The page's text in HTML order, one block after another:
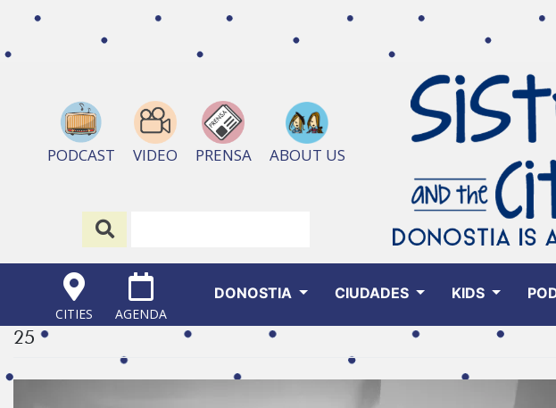
PODCAST VIDEO PRENSA ABOUT US
CITIES AGENDA
DONOSTIA CIUDADES KIDS
25